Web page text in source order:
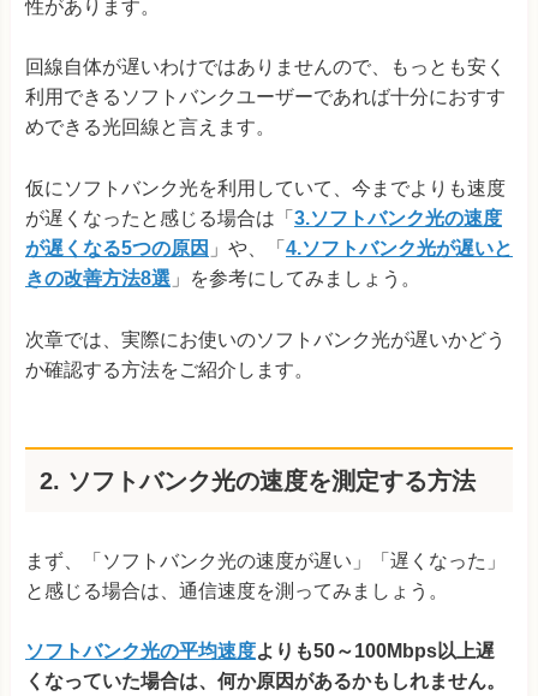
性があります。
回線自体が遅いわけではありませんので、もっとも安く
利用できるソフトバンクユーザーであれば十分におすす
めできる光回線と言えます。
仮にソフトバンク光を利用していて、今までよりも速度
が遅くなったと感じる場合は「 3.ソフトバンク光の速度
が遅くなる5つの原因 」や、「 4.ソフトバンク光が遅いと
きの改善方法8選 」を参考にしてみましょう。
次章では、実際にお使いのソフトバンク光が遅いかどう
か確認する方法をご紹介します。
2. ソフトバンク光の速度を測定する方法
まず、「ソフトバンク光の速度が遅い」「遅くなった」
と感じる場合は、通信速度を測ってみましょう。
ソフトバンク光の平均速度よりも50～100Mbps以上遅
くなっていた場合は、何か原因があるかもしれません。